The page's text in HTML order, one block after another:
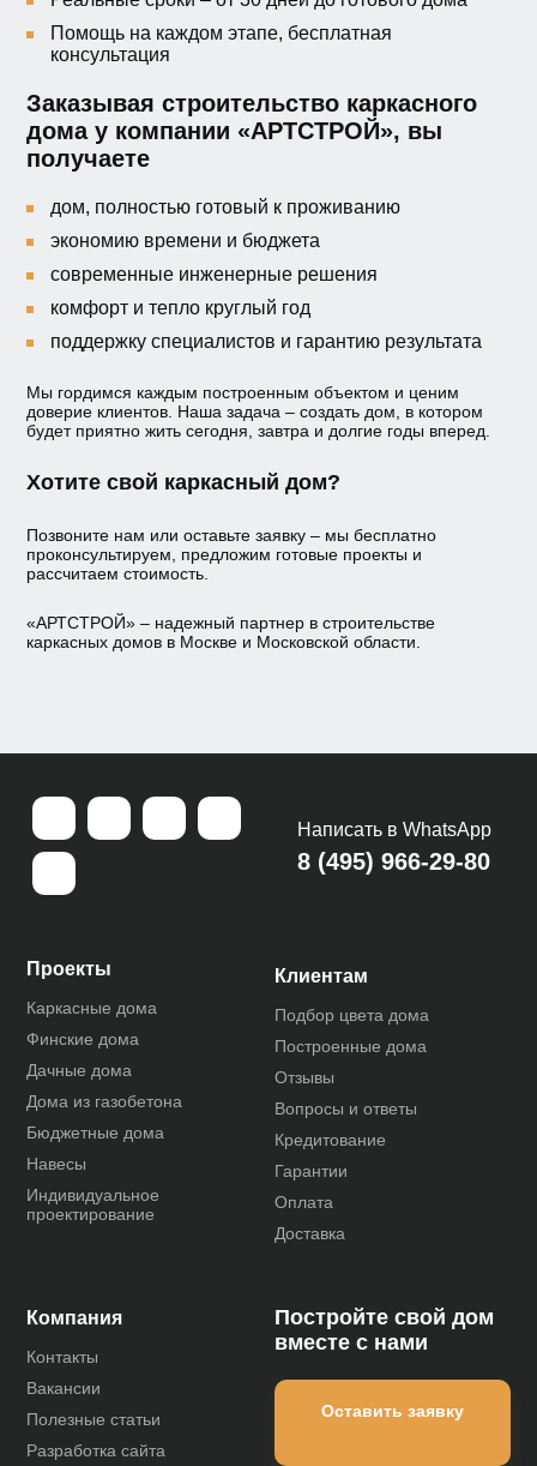
Помощь на каждом этапе, бесплатная
консультация
Заказывая строительство каркасного
дома у компании «АРТСТРОЙ», вы
получаете
дом, полностью готовый к проживанию
экономию времени и бюджета
современные инженерные решения
комфорт и тепло круглый год
поддержку специалистов и гарантию результата
Мы гордимся каждым построенным объектом и ценим
доверие клиентов. Наша задача – создать дом, в котором
будет приятно жить сегодня, завтра и долгие годы вперед.
Хотите свой каркасный дом?
Позвоните нам или оставьте заявку – мы бесплатно
проконсультируем, предложим готовые проекты и
рассчитаем стоимость.
«АРТСТРОЙ» – надежный партнер в строительстве
каркасных домов в Москве и Московской области.
Написать в WhatsApp
8 (495) 966-29-80
Проекты
Каркасные дома
Финские дома
Дачные дома
Дома из газобетона
Бюджетные дома
Навесы
Индивидуальное
проектирование
Клиентам
Подбор цвета дома
Построенные дома
Отзывы
Вопросы и ответы
Кредитование
Гарантии
Оплата
Доставка
Компания
Контакты
Вакансии
Полезные статьи
Разработка сайта
Постройте свой дом
вместе с нами
Оставить заявку